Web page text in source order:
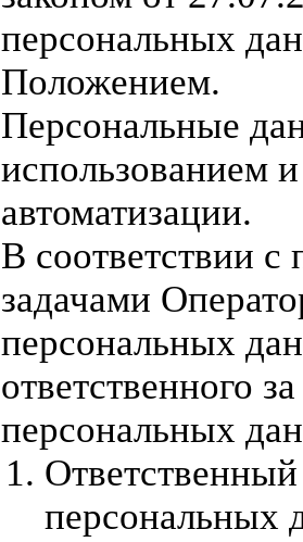
персональных
Положением.
Персональные
использованием
автоматизации.
В соответствии
задачами
персональных
ответственного
персональных
персональных